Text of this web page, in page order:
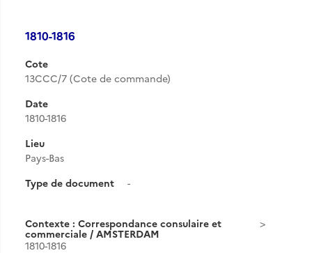
1810-1816
Cote
13CCC/7 (Cote de commande)
Date
1810-1816
Lieu
Pays-Bas
Type de document
-
Contexte : Correspondance consulaire et
commerciale / AMSTERDAM
1810-1816